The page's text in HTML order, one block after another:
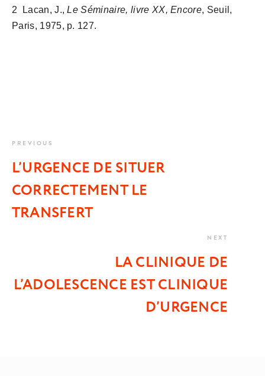
2  Lacan, J., Le Séminaire, livre XX, Encore, Seuil,
Paris, 1975, p. 127.
PREVIOUS
L’URGENCE DE SITUER
CORRECTEMENT LE
TRANSFERT
NEXT
LA CLINIQUE DE
L’ADOLESCENCE EST CLINIQUE
D’URGENCE